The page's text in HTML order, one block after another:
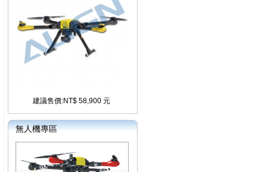
建議售價:NT$ 58,900 元
無人機專區